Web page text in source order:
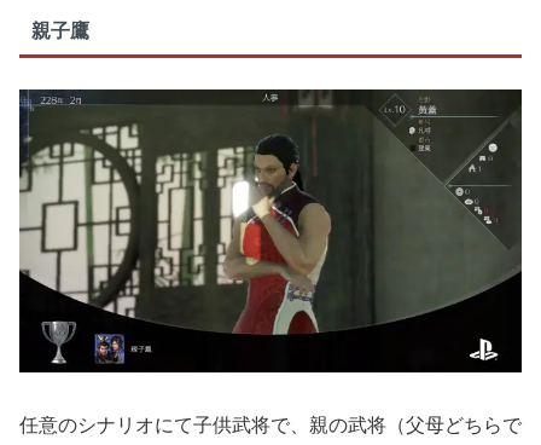
親子鷹
任意のシナリオにて子供武将で、親の武将（父母どちらで